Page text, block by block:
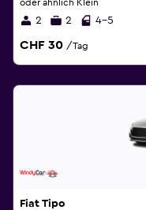
oder ähnlich Klein
2 2 4-5
CHF 30 /Tag
Fiat Tipo